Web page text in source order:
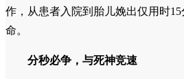
作，从患者入院到胎儿娩出仅用时
命。
分秒必争，与死神竞速